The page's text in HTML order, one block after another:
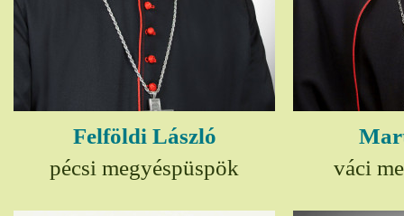
Felföldi László
pécsi megyéspüspök
váci